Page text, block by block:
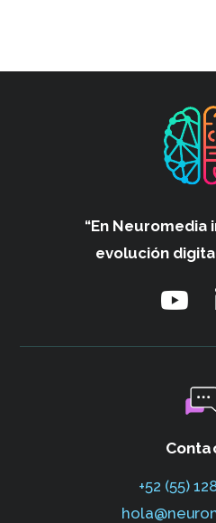
“En Neuromedia
evolución
+52 (55)